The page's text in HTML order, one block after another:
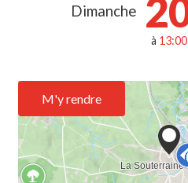
Dimanche
à 13:00
M'y rendre